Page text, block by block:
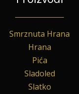
Smrznuta Hrana
Hrana
Pića
Sladoled
Slatko